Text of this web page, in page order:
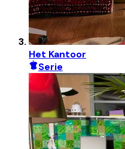
Het Kantoor
Serie